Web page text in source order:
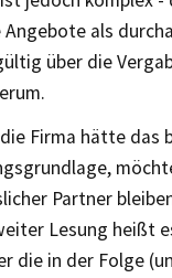
als
über die
Firma hätte das
Partner
Lesung heißt
die in der Folge